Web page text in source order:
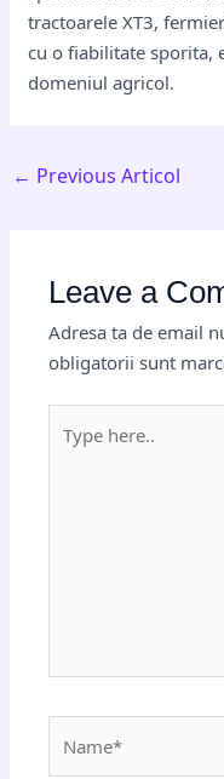
tractoarele XT3,
cu o fiabilitate sporita,
domeniul agricol.
← Previous Articol
Leave a
Adresa ta de email
obligatorii sunt
here..